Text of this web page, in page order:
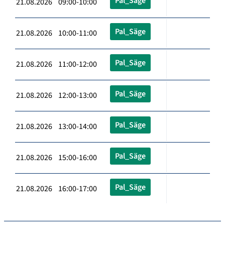
21.08.2026 10:00-11:00 Pal_Säge
21.08.2026 11:00-12:00 Pal_Säge
21.08.2026 12:00-13:00 Pal_Säge
21.08.2026 13:00-14:00 Pal_Säge
21.08.2026 15:00-16:00 Pal_Säge
21.08.2026 16:00-17:00 Pal_Säge